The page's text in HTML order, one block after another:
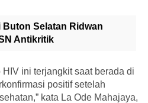
Buton Selatan Ridwan
Antikritik
ini terjangkit saat berada di
positif setelah
kata La Ode Mahajaya,